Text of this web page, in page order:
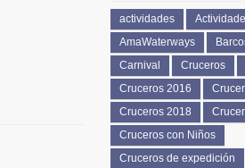
actividades
AmaWaterways
Carnival
Cruceros
Cruceros 2016
Cruceros 2018
Cruceros con Niños
Cruceros de expedición